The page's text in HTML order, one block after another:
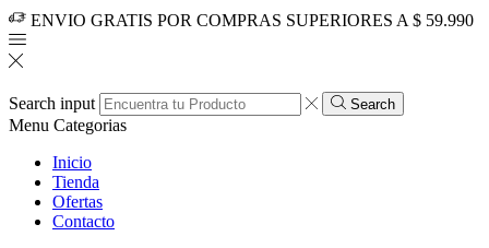
ENVIO GRATIS POR COMPRAS SUPERIORES A $ 59.990
Search input Search
Menu Categorias
Inicio
Tienda
Ofertas
Contacto